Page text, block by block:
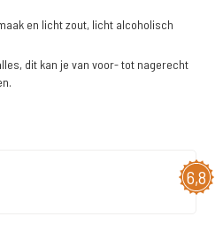
en licht zout, licht alcoholisch
dit kan je van voor- tot nagerecht
6,8